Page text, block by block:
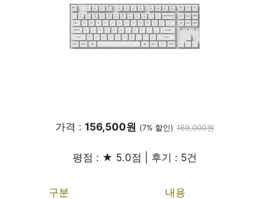
가격 : 156,500원 (7% 할인) 169,000원
평점 : ★ 5.0점 | 후기 : 5건
구분 내용